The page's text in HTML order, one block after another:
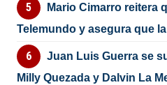
Mario Cimarro reitera
Telemundo y asegura que
Juan Luis Guerra se
Milly Quezada y Dalvin La